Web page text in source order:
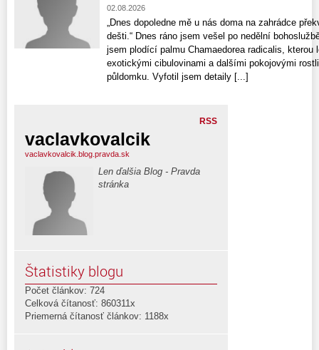
02.08.2026
„Dnes dopoledne mě u nás doma na zahrádce
dešti.“ Dnes ráno jsem vešel po nedělní
jsem plodící palmu Chamaedorea radicalis, kterou
exotickými cibulovinami a dalšími pokojovými
půldomku. Vyfotil jsem detaily [...]
RSS
vaclavkovalcik
vaclavkovalcik.blog.pravda.sk
Len ďalšia Blog - Pravda
stránka
Štatistiky blogu
Počet článkov: 724
Celková čítanosť: 860311x
Priemerná čítanosť článkov: 1188x